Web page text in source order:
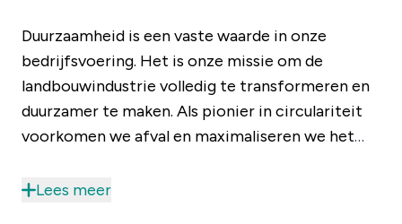
Duurzaamheid is een vaste waarde in onze
bedrijfsvoering. Het is onze missie om de
landbouwindustrie volledig te transformeren en
duurzamer te maken. Als pionier in circulariteit
voorkomen we afval en maximaliseren we het
te verwaarden en toe te passen in de voedings-,
Lees meer